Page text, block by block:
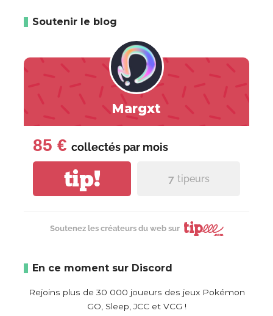
Soutenir le blog
Margxt
85 € collectés par mois
tip! 7 tipeurs
Soutenez les créateurs du web sur
En ce moment sur Discord
Rejoins plus de 30 000 joueurs des jeux Pokémon
GO, Sleep, JCC et VCG !